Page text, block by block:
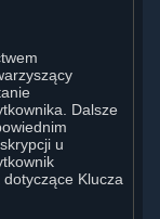
Dalsze
u
dotyczące Klucza